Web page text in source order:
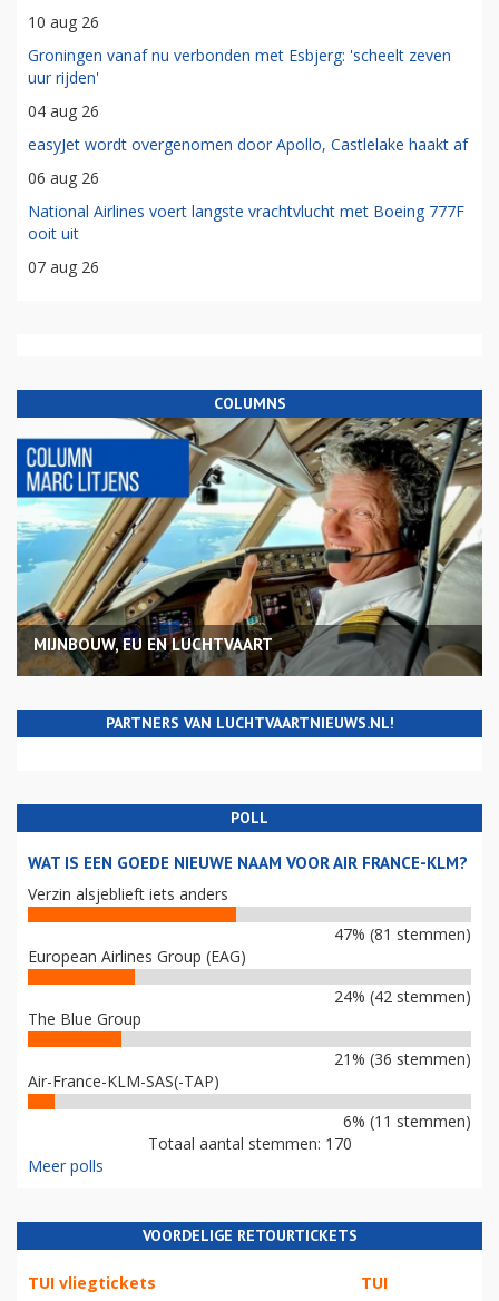
10 aug 26
Groningen vanaf nu verbonden met Esbjerg: 'scheelt zeven
uur rijden'
04 aug 26
easyJet wordt overgenomen door Apollo, Castlelake haakt af
06 aug 26
National Airlines voert langste vrachtvlucht met Boeing 777F
ooit uit
07 aug 26
COLUMNS
MIJNBOUW, EU EN LUCHTVAART
PARTNERS VAN LUCHTVAARTNIEUWS.NL!
POLL
WAT IS EEN GOEDE NIEUWE NAAM VOOR AIR FRANCE-KLM?
Verzin alsjeblieft iets anders
47% (81 stemmen)
European Airlines Group (EAG)
24% (42 stemmen)
The Blue Group
21% (36 stemmen)
Air-France-KLM-SAS(-TAP)
6% (11 stemmen)
Totaal aantal stemmen: 170
Meer polls
VOORDELIGE RETOURTICKETS
TUI vliegtickets TUI